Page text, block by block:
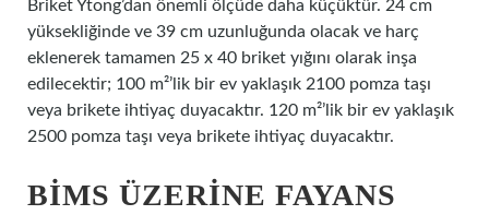
Briket Ytong’dan önemli ölçüde daha küçüktür. 24 cm
yüksekliğinde ve 39 cm uzunluğunda olacak ve harç
eklenerek tamamen 25 x 40 briket yığını olarak inşa
edilecektir; 100 m²’lik bir ev yaklaşık 2100 pomza taşı
veya brikete ihtiyaç duyacaktır. 120 m²’lik bir ev yaklaşık
2500 pomza taşı veya brikete ihtiyaç duyacaktır.
BIMS ÜZERINE FAYANS